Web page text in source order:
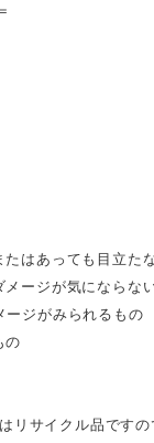
はあっても目立た
ージが気にならな
ージがみられるもの
の
サイクル品ですの